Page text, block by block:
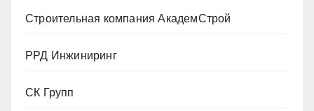
Строительная компания АкадемСтрой
РРД Инжиниринг
СК Групп